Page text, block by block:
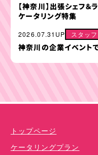
【神奈川】出張シェフ
ケータリング特集
2026.07.31UP スタッ
神奈川の企業イベント
ケー
ド単
トップページ
ケータリングプラン